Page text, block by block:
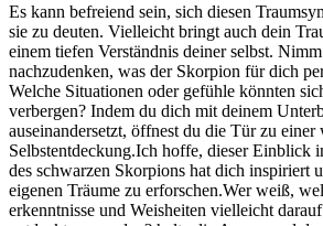
Es kann ‌befreiend⁤ sein, ​sich diesen
‍sie zu deuten. Vielleicht bringt auch dein
einem‌ tiefen Verständnis deiner selbst.​
nachzudenken, was der ⁤Skorpion für dich
Welche Situationen‍ oder gefühle könnten⁢
verbergen?​ Indem du dich mit deinem
auseinandersetzt, öffnest du die Tür zu
Selbstentdeckung.Ich ‌hoffe, dieser Einblick
‌des schwarzen Skorpions hat dich inspiriert
eigenen⁤ Träume​ zu⁣ erforschen.Wer weiß,
⁢erkenntnisse⁢ und Weisheiten vielleicht